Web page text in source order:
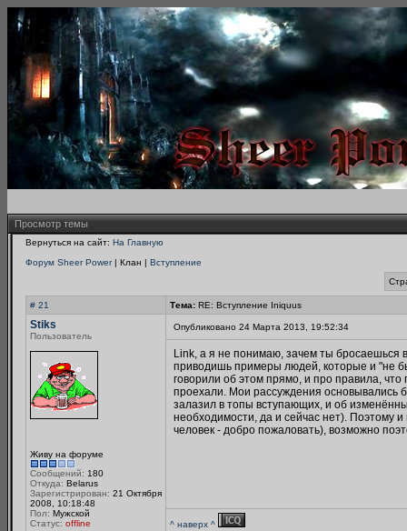
Просмотр темы
Вернуться на сайт: На Главную
Форум Sheer Power| Клан | Вступление
# 21 Тема: RE: Вступление Iniquus
Stiks
Пользователь
Живу на форуме
Сообщений: 180
Откуда: Belarus
Зарегистрирован: 21 Октября
2008, 10:18:48
Пол: Мужской
Статус: offline
Опубликовано 24 Марта 2013, 19:52:34
Link, а я не понимаю, зачем ты бросаешься
приводишь примеры людей, которые и "не
говорили об этом прямо, и про правила,
проехали. Мои рассуждения основывались
залазил в топы вступающих, и об
необходимости, да и сейчас нет). Поэтому
человек - добро пожаловать), возможно
^ наверх ^